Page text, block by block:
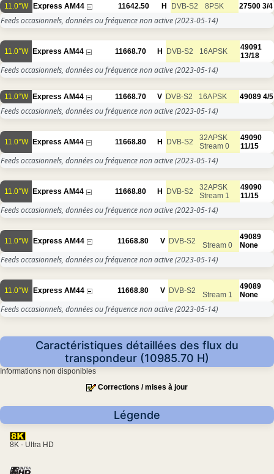
11.0°W Express AM44 11642.50 H DVB-S2 8PSK 27500 3/4
Feeds occasionnels, données ou fréquence non active(2023-05-14)
11.0°W Express AM44 11668.70 H DVB-S2 16APSK
49091
13/18
Feeds occasionnels, données ou fréquence non active(2023-05-14)
11.0°W Express AM44 11668.70 V DVB-S2 16APSK 49089 4/5
Feeds occasionnels, données ou fréquence non active(2023-05-14)
11.0°W Express AM44 11668.80 H DVB-S2
32APSK
Stream 0
49090
11/15
Feeds occasionnels, données ou fréquence non active(2023-05-14)
11.0°W Express AM44 11668.80 H DVB-S2
32APSK
Stream 1
49090
11/15
Feeds occasionnels, données ou fréquence non active(2023-05-14)
11.0°W Express AM44 11668.80 V DVB-S2 Stream 0
49089
None
Feeds occasionnels, données ou fréquence non active(2023-05-14)
11.0°W Express AM44 11668.80 V DVB-S2 Stream 1
49089
None
Feeds occasionnels, données ou fréquence non active(2023-05-14)
Caractéristiques détaillées des flux du
transpondeur (10985.70 H)
Informations non disponibles
Corrections / mises à jour
Légende
8K - Ultra HD